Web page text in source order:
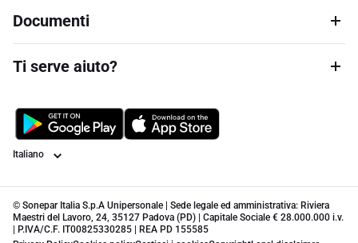
Documenti
Ti serve aiuto?
Lingua
© Sonepar Italia S.p.A Unipersonale | Sede legale ed amministrativa: Riviera
Maestri del Lavoro, 24, 35127 Padova (PD) | Capitale Sociale € 28.000.000 i.v.
| P.IVA/C.F. IT00825330285 | REA PD 155585